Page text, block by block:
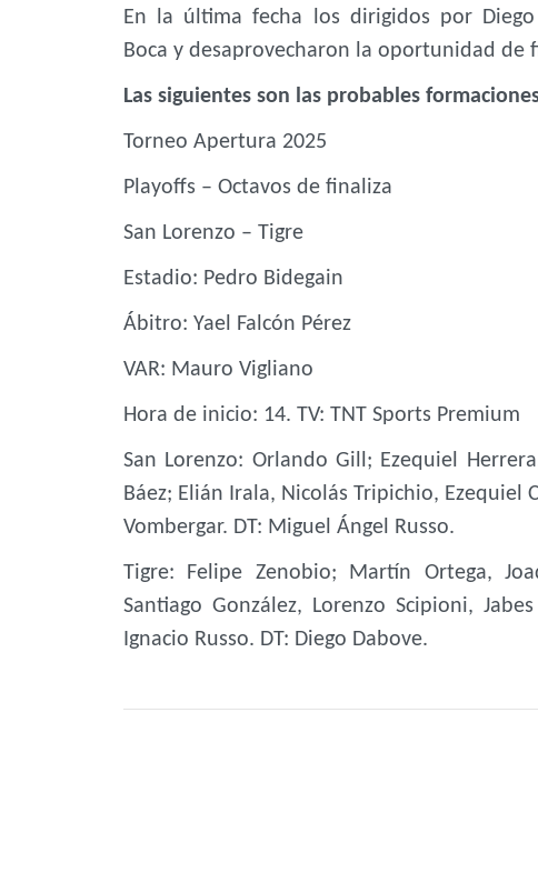
En la última fecha los dirigidos por
Boca y desaprovecharon la oportunidad de
Las siguientes son las probables
Torneo Apertura 2025
Playoffs – Octavos de finaliza
San Lorenzo – Tigre
Estadio: Pedro Bidegain
Ábitro: Yael Falcón Pérez
VAR: Mauro Vigliano
Hora de inicio: 14. TV: TNT Sports Premium
San Lorenzo: Orlando Gill; Ezequiel
Báez; Elián Irala, Nicolás Tripichio,
Vombergar. DT: Miguel Ángel Russo.
Tigre: Felipe Zenobio; Martín Ortega,
Santiago González, Lorenzo Scipioni,
Ignacio Russo. DT: Diego Dabove.